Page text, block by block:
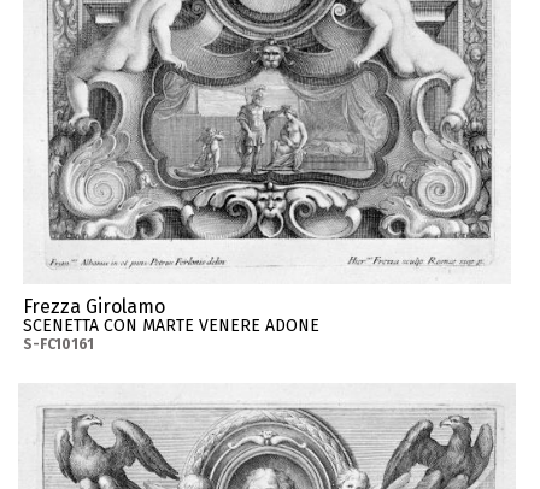
Frezza Girolamo
SCENETTA CON MARTE VENERE ADONE
S-FC10161